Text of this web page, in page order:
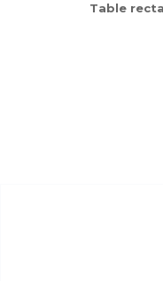
Table